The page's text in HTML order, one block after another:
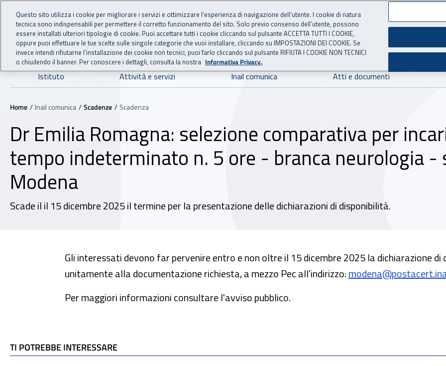
Vai al menu principale
Vai al contenuto principale
INAIL - Istituto Nazionale per l'Assicurazione
Navigazione principale
Istituto Attività e servizi Inail comunica Atti e documenti
Navigazione - Ti trovi in:
Home Inail comunica Scadenze Scadenza
Dr Emilia Romagna: selezione comparativa per
tempo indeterminato n. 5 ore - branca neurologia -
Modena
Scade il il 15 dicembre 2025 il termine per la presentazione delle dichiarazioni di disponibilità.
Gli interessati devono far pervenire entro e non oltre il 15 dicembre 2025 la dichiarazione di
unitamente alla documentazione richiesta, a mezzo Pec all’indirizzo:
Per maggiori informazioni consultare l'avviso pubblico.
TI POTREBBE INTERESSARE
TI POTREBBE INTERESSARE
Questo sito utilizza i cookie per migliorare i servizi e ottimizzare l’esperienza di navigazione dell’utente. I cookie di natura
tecnica sono indispensabili per permettere il corretto funzionamento del sito. Solo previo consenso dell’utente, possono
essere installati ulteriori tipologie di cookie. Puoi accettare tutti i cookie cliccando sul pulsante ACCETTA TUTTI I COOKIE,
oppure puoi effettuare le tue scelte sulle singole categorie che vuoi installare, cliccando su IMPOSTAZIONI DEI COOKIE. Se
invece intendi rifiutarne l’installazione dei cookie non tecnici, puoi farlo cliccando sul pulsante RIFIUTA I COOKIE NON TECNICI
o chiudendo il banner. Per conoscere i dettagli, consulta la nostra Informativa Privacy.